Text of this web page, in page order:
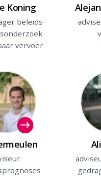
Koning
beleids-
vervoer